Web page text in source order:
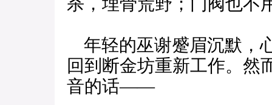
年轻的巫谢蹙眉沉默，
回到断金坊重新工作。然
音的话——